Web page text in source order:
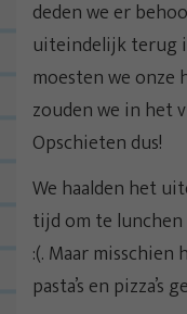
deden we er
uiteindelijk terug
moesten we
zouden we in het
Opschieten dus!
We haalden het
tijd om te lunchen
:(. Maar misschien
pasta’s en